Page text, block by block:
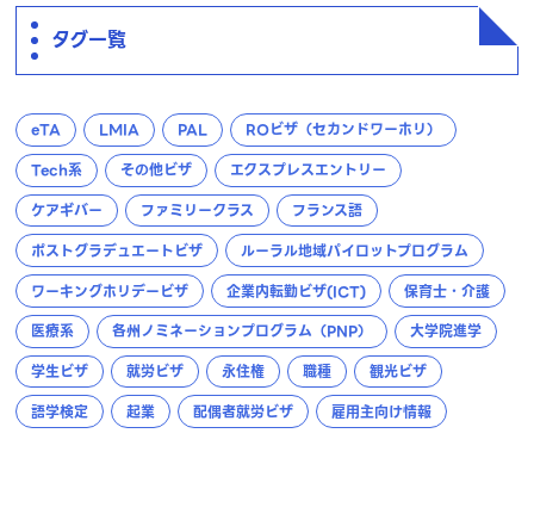
タグ一覧
eTA LMIA PAL
ROビザ（セカンドワーホリ）
Tech系
その他ビザ
エクスプレスエントリー
ケアギバー
ファミリークラス
フランス語
ポストグラデュエートビザ
ルーラル地域パイロットプログラム
ワーキングホリデービザ
企業内転勤ビザ(ICT)
保育士・介護
医療系
各州ノミネーションプログラム（PNP）
大学院進学
学生ビザ
就労ビザ 永住権 職種
観光ビザ
語学検定
起業 配偶者就労ビザ 雇用主向け情報